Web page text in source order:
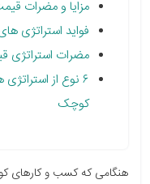
مزایا و مضرات
فواید استراتژی
مضرات استراتژی
۶ نوع از
کوچک
هنگامی که کسب و کارهای